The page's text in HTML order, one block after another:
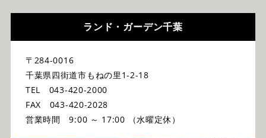
ランド・ガーデン千葉
〒284-0016
千葉県四街道市もねの里1-2-18
TEL 043-420-2000
FAX 043-420-2028
営業時間 9:00 ～ 17:00 （水曜定休）